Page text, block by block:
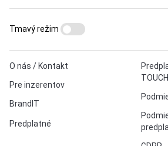
O nás / Kontakt
Pre inzerentov
BrandIT
Predplatné
Tmavý režim